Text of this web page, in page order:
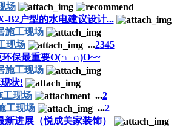
场
B2户型的水电建议设计...
施工现场
现场 ...2345
保最重要O(∩_∩)O~~
施工现场
状!
工现场 ...2
工现场 ...2
新进展（悦成美家装饰）